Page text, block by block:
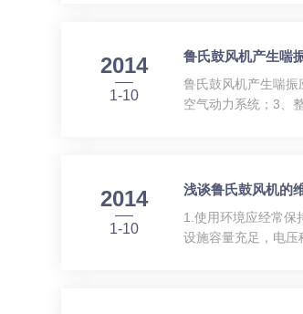
2014
1-10
鲁氏鼓风机产生喘
鲁氏鼓风机产生喘
空气动力系统；3、
2014
1-10
浅谈鲁氏鼓风机的
1.使用环境应经常保
设施容量充足，电